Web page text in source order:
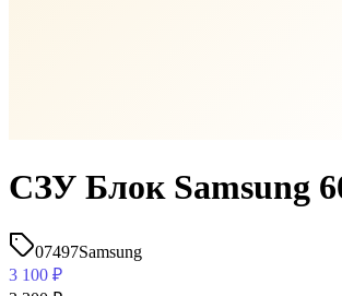
СЗУ Блок Samsung
07497Samsung
3 100 ₽